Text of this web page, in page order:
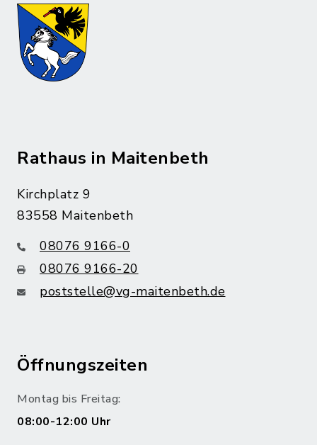
Rathaus in Maitenbeth
Kirchplatz 9
83558 Maitenbeth
08076 9166-0
08076 9166-20
poststelle@vg-maitenbeth.de
Öffnungszeiten
Montag bis Freitag:
08:00-12:00 Uhr